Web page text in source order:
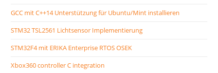
GCC mit C++14 Unterstützung für Ubuntu/Mint installieren
STM32 TSL2561 Lichtsensor Implementierung
STM32F4 mit ERIKA Enterprise RTOS OSEK
Xbox360 controller C integration